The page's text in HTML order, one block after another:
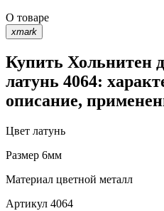
О товаре
xmark
Купить Хольнитен
латунь 4064:
описание,
Цвет латунь
Размер 6мм
Материал цветной металл
Артикул 4064